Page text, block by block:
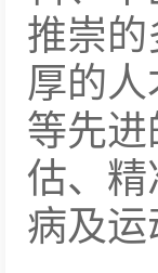
推崇
厚的
等先
估、精
病及